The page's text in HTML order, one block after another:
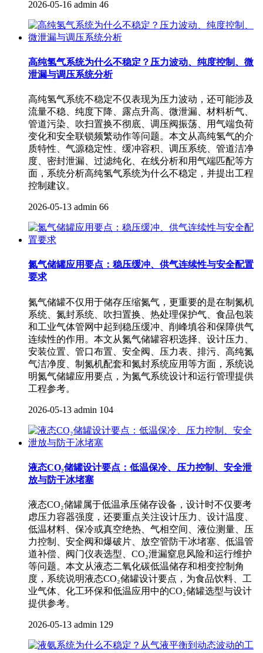
2026-05-16 admin 46
高纯氢气系统为什么不稳定？压力波动、纯度控制、微
泄漏与调压系统分析
高纯氢气系统不稳定不仅表现为压力波动，还可能涉及
流量不稳、纯度下降、露点升高、微泄漏、材料析气、
管道污染、吹扫置换不彻底、调压阀振荡、用气端负荷
变化和安全联锁频繁动作等问题。本文从高纯氢气的介
质特性、气源稳定性、缓冲容积、调压系统、管道洁净
度、密封泄漏、过滤纯化、在线分析和用气端匹配等方
面，系统分析高纯氢气系统为什么不稳定，并提出工程
控制建议。
2026-05-13 admin 66
氮气储罐应用要点：稳压缓冲、供气连续性与安全配置
要求
氮气储罐不仅用于储存压缩氮气，更重要的是在制氮机
系统、氮封系统、吹扫置换、热处理保护气、食品包装
和工业气体管网中起到稳压缓冲、削峰填谷和保障供气
连续性的作用。本文从氮气储罐容积选择、设计压力、
安装位置、管口布置、安全阀、压力表、排污、高纯氮
气洁净度、制氮机配套和氮封系统应用等方面，系统说
明氮气储罐应用要点，为氮气系统设计和运行管理提供
工程参考。
2026-05-13 admin 104
液态CO₂储罐设计要点：低温保冷、压力控制、安全泄
放与防干冰堵塞
液态CO₂储罐属于低温承压储存设备，设计时不仅要考
虑压力容器强度，还要重点关注设计压力、设计温度、
低温材料、保冷或真空绝热、气相空间、液位测量、压
力控制、安全阀和爆破片、放空管防干冰堵塞、低温管
道补偿、阀门仪表选型、CO₂泄漏窒息风险和运行维护
等问题。本文从液态二氧化碳低温储存和相变控制角
度，系统说明液态CO₂储罐设计要点，为食品饮料、工
业气体、化工环保和低温应用中的CO₂储罐选型与设计
提供参考。
2026-05-13 admin 129